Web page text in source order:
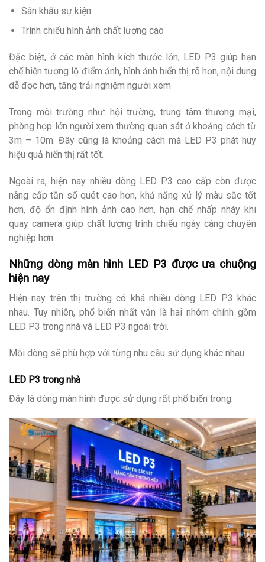
Sân khấu sự kiện
Trình chiếu hình ảnh chất lượng cao
Đặc biệt, ở các màn hình kích thước lớn, LED P3 giúp hạn
chế hiện tượng lộ điểm ảnh, hình ảnh hiển thị rõ hơn, nội dung
dễ đọc hơn, tăng trải nghiệm người xem
Trong môi trường như: hội trường, trung tâm thương mại,
phòng họp lớn người xem thường quan sát ở khoảng cách từ
3m – 10m. Đây cũng là khoảng cách mà LED P3 phát huy
hiệu quả hiển thị rất tốt.
Ngoài ra, hiện nay nhiều dòng LED P3 cao cấp còn được
nâng cấp tần số quét cao hơn, khả năng xử lý màu sắc tốt
hơn, độ ổn định hình ảnh cao hơn, hạn chế nhấp nháy khi
quay camera giúp chất lượng trình chiếu ngày càng chuyên
nghiệp hơn.
Những dòng màn hình LED P3 được ưa chuộng
hiện nay
Hiện nay trên thị trường có khá nhiều dòng LED P3 khác
nhau. Tuy nhiên, phổ biến nhất vẫn là hai nhóm chính gồm
LED P3 trong nhà và LED P3 ngoài trời.
Mỗi dòng sẽ phù hợp với từng nhu cầu sử dụng khác nhau.
LED P3 trong nhà
Đây là dòng màn hình được sử dụng rất phổ biến trong: